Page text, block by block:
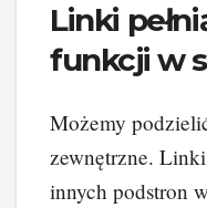
Linki
funkcji w
Możemy
zewnętrzne.
innych podstron